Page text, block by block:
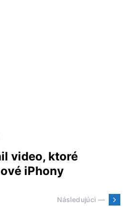
video, ktoré
iPhony
Následujúci —